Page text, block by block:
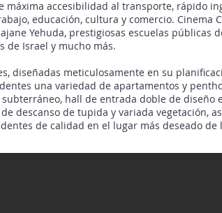
accesibilidad al transporte, rápido
educación, cultura y comercio. Cinema
Yehuda, prestigiosas escuelas públicas
de Israel y mucho más.
diseñadas meticulosamente en su
una variedad de apartamentos y
hall de entrada doble de diseño
descanso de tupida y variada vegetación,
de calidad en el lugar más deseado de